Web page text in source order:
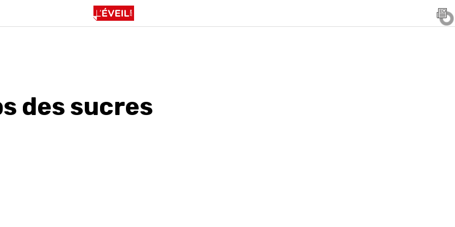
des sucres